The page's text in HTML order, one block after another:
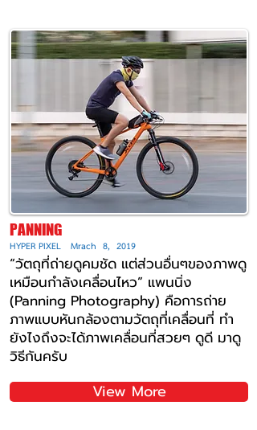
PANNING
HYPER PIXEL Mrach 8, 2019
“วัตถุที่ถ่ายดูคมชัด แต่ส่วนอื่นๆของภาพดู
เหมือนกำลังเคลื่อนไหว” แพนนิ่ง
(Panning Photography) คือการถ่าย
ภาพแบบหันกล้องตามวัตถุที่เคลื่อนที่ ทำ
ยังไงถึงจะได้ภาพเคลื่อนที่สวยๆ ดูดี มาดู
วิธีกันครับ
View More